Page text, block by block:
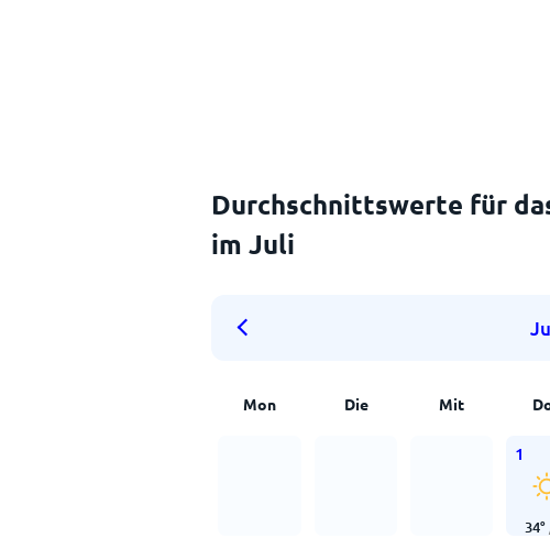
Durchschnittswerte für
im Juli
Mon Die Mit
1
34°